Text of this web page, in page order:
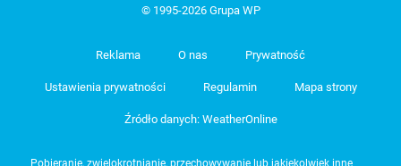
© 1995-2026 Grupa WP
Reklama O nas Prywatność
Ustawienia prywatności Regulamin Mapa strony
Źródło danych: WeatherOnline
Pobieranie, zwielokrotnianie, przechowywanie lub jakiekolwiek inne